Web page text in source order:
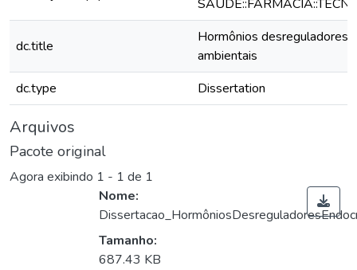
dc.title
Hormônios desreguladores
ambientais
dc.type
Dissertation
Arquivos
Pacote original
Agora exibindo 1 - 1 de 1
Nome:
Tamanho:
687.43 KB